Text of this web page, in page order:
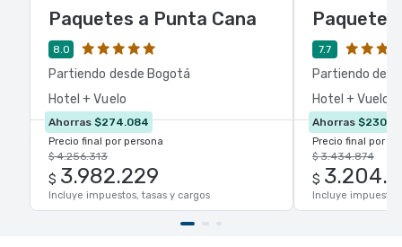
Paquetes a Punta Cana
8.0
Partiendo desde Bogotá
Hotel + Vuelo
Ahorras $274.084
Precio final por persona
$ 3.982.229
$ 4.256.313
Incluye impuestos, tasas y cargos
Paquetes
7.7
Partiendo
Hotel + Vuelo
Ahorras
Precio final por
$
$ 3.434.874
Incluye